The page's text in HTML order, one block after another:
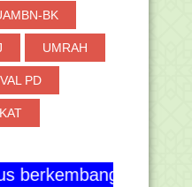
BK
UMRAH
PD
serta berguna